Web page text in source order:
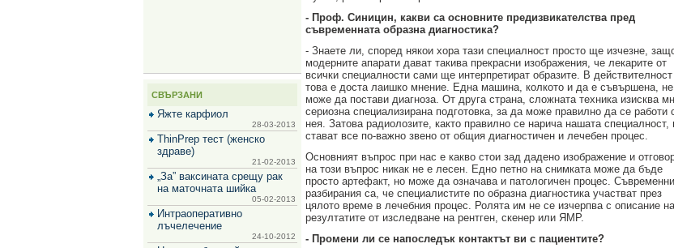
СВЪРЗАНИ
Яжте карфиол
28-03-2013
ThinPrep тест (женско
здраве)
21-02-2013
„За” ваксината срещу рак
на маточната шийка
05-02-2013
Интраоперативно
лъчелечение
24-10-2012
- Проф. Синицин, какви са основните предизвикателства пред
съвременната образна диагностика?
- Знаете ли, според някои хора тази специалност просто ще изчезне,
модерните апарати дават такива прекрасни изображения, че лекарите от
всички специалности сами ще интерпретират образите. В действителност
това е доста лаишко мнение. Една машина, колкото и да е съвършена, не
може да постави диагноза. От друга страна, сложната техника изисква
сериозна специализирана подготовка, за да може правилно да се работи
нея. Затова радиолозите, както правилно се нарича нашата
стават все по-важно звено от общия диагностичен и лечебен процес.
Основният въпрос при нас е какво стои зад дадено изображение и
на този въпрос никак не е лесен. Едно петно на снимката може да бъде
просто артефакт, но може да означава и патологичен процес.
разбирания са, че специалистите по образна диагностика участват през
цялото време в лечебния процес. Ролята им не се изчерпва с описание на
резултатите от изследване на рентген, скенер или ЯМР.
- Промени ли се напоследък контактът ви с пациентите?